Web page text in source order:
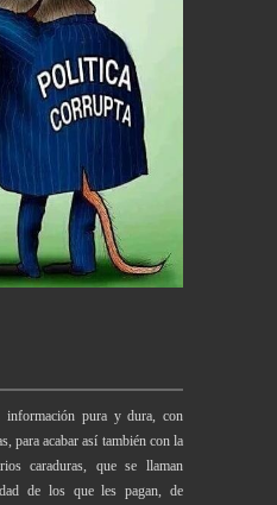
pura y dura, con
para acabar así también con la
caraduras, que se llaman
de los que les pagan, de